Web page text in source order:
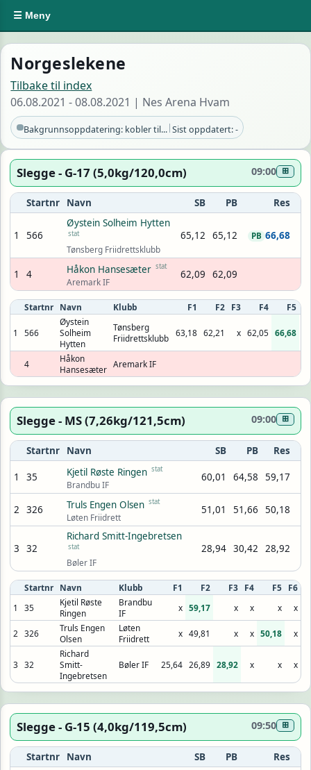
☰ Meny
Norgeslekene
Tilbake til index
06.08.2021 - 08.08.2021 | Nes Arena Hvam
Bakgrunnsoppdatering: kobler til...|Sist oppdatert: -
Slegge - G-17 (5,0kg/120,0cm) 09:00 ⊞
Startnr Navn SB PB Res
1 566
Øystein Solheim Hytten
stat
Tønsberg Friidrettsklubb
65,12 65,12 66,68
PB
1 4 Håkon Hansesæter stat
Aremark IF
62,09 62,09
Startnr Navn Klubb F1 F2 F3 F4 F5
1 566
Øystein
Solheim
Hytten
Tønsberg
Friidrettsklubb
63,18 62,21 x 62,05 66,68
4
Håkon
Hansesæter Aremark IF
Slegge - MS (7,26kg/121,5cm) 09:00 ⊞
Startnr Navn SB PB Res
1 35 Kjetil Røste Ringen stat
Brandbu IF
60,01 64,58 59,17
2 326 Truls Engen Olsen stat
Løten Friidrett
51,01 51,66 50,18
3 32
Richard Smitt-Ingebretsen
stat
Bøler IF
28,94 30,42 28,92
Startnr Navn Klubb F1 F2 F3 F4 F5
F6
1
35
Kjetil Røste
Ringen
Brandbu
IF
x 59,17 x x x x
2 326
Truls Engen
Olsen
Løten
Friidrett
x 49,81 x x 50,18 x
3 32
Richard
Smitt-
Ingebretsen
Bøler IF 25,64 26,89 28,92 x x x
Slegge - G-15 (4,0kg/119,5cm) 09:50 ⊞
Startnr Navn SB PB Res